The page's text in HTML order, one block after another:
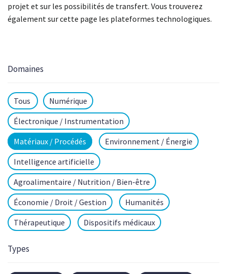
projet et sur les possibilités de transfert. Vous trouverez
également sur cette page les plateformes technologiques.
Domaines
Tous
Numérique
Électronique / Instrumentation
Matériaux / Procédés
Environnement / Énergie
Intelligence artificielle
Agroalimentaire / Nutrition / Bien-être
Économie / Droit / Gestion
Humanités
Thérapeutique
Dispositifs médicaux
Types